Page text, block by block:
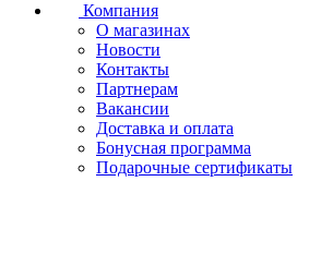
Компания
О магазинах
Новости
Контакты
Партнерам
Вакансии
Доставка и оплата
Бонусная программа
Подарочные сертификаты